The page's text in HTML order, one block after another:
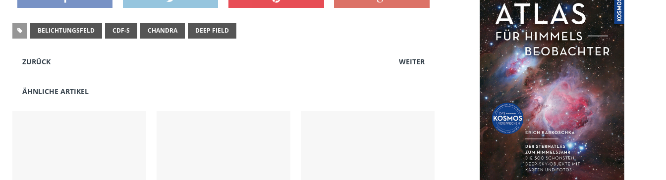
BELICHTUNGSFELD CDF-S CHANDRA DEEP FIELD
ZURÜCK WEITER
ÄHNLICHE ARTIKEL